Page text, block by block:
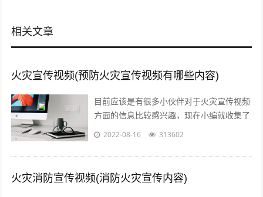
相关文章
火灾宣传视频(预防火灾宣传视频有哪些内容)
目前应该是有很多小伙伴对于火灾宣传视频
方面的信息比较感兴趣，现在小编就收集了
一些与预防火灾宣传视频有哪些内容相关的
2022-08-16 313602
火灾消防宣传视频(消防火灾宣传内容)